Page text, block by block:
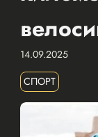
14.09.2025
СПОРТ